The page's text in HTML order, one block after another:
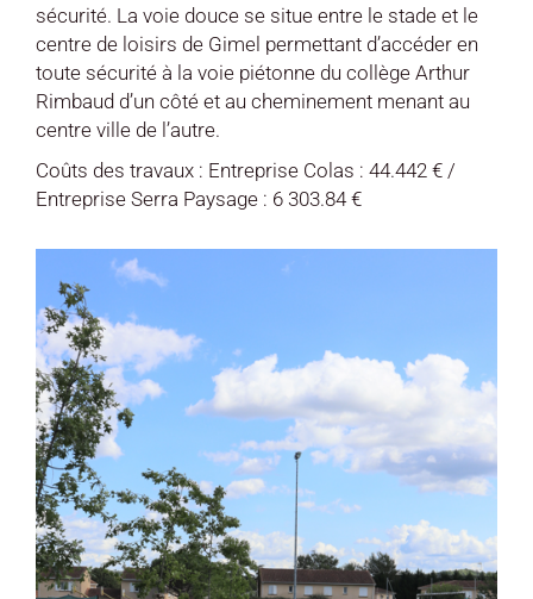
sécurité. La voie douce se situe entre le stade et le
centre de loisirs de Gimel permettant d’accéder en
toute sécurité à la voie piétonne du collège Arthur
Rimbaud d’un côté et au cheminement menant au
centre ville de l’autre.
Coûts des travaux : Entreprise Colas : 44.442 € /
Entreprise Serra Paysage : 6 303.84 €